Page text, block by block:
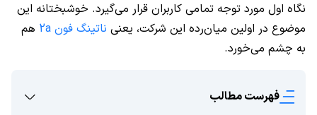
نگاه اول مورد توجه تمامی کاربران قرار می‌گیرد. خوشبختانه این
موضوع در اولین میان‌رده این شرکت، یعنی ناتینگ فون 2a
هم
به چشم می‌خورد.
فهرست مطالب